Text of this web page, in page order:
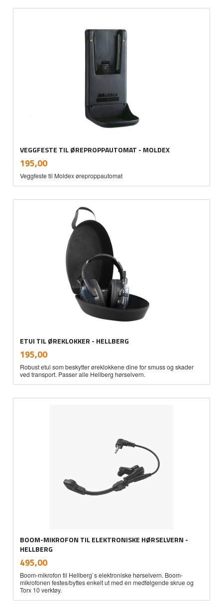
VEGGFESTE TIL ØREPROPPAUTOMAT - MOLDEX
Pris
195,00mva.
Veggfeste til Moldex øreproppautomat
ETUI TIL ØREKLOKKER - HELLBERG
Pris
195,00mva.
Robust etui som beskytter øreklokkene dine for smuss og skader
ved transport. Passer alle Hellberg hørselvern.
BOOM-MIKROFON TIL ELEKTRONISKE HØRSELVERN -
HELLBERG
Pris
495,00mva.
Boom-mikrofon til Hellberg`s elektroniske hørselvern. Boom-
mikrofonen festes/byttes enkelt ut med en medfølgende skrue og
Torx 10 verktøy.